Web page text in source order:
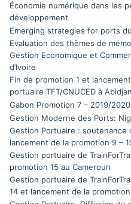
Économie numérique dans les
développement
Emerging strategies for ports
Evaluation des thèmes de
Gestion Economique et
d’Ivoire
Fin de promotion 1 et
portuaire TFT/CNUCED à Abidjan
Gabon Promotion 7 – 2019/2020
Gestion Moderne des Ports:
Gestion Portuaire : soutenance
lancement de la promotion 9 –
Gestion portuaire de
promotion 15 au Cameroun
Gestion portuaire de
14 et lancement de la